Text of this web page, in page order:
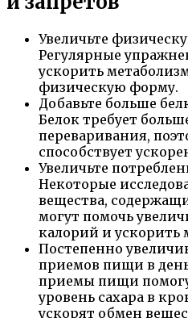
Увеличьте
Регулярные
ускорить
физическую форму.
Добавьте больше
Белок требует
переваривания,
способствует
Увеличьте
Некоторые
вещества,
могут помочь
калорий и ускорить
Постепенно
приемов пищи в
приемы пищи
уровень сахара в
ускорят обмен